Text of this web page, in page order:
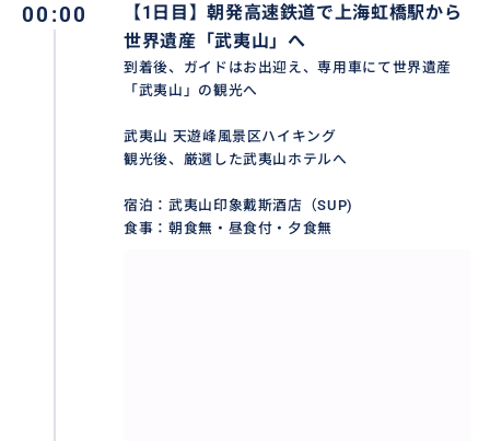
00:00
【1日目】朝発高速鉄道で上海虹橋駅から
世界遺産「武夷山」へ
到着後、ガイドはお出迎え、専用車にて世界遺産
「武夷山」の観光へ
武夷山 天遊峰風景区ハイキング
観光後、厳選した武夷山ホテルへ
宿泊：武夷山印象戴斯酒店（SUP)
食事：朝食無・昼食付・夕食無